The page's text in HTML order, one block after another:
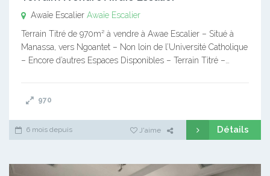
Awaïe Escalier Awaïe Escalier
Terrain Titré de 970m² à vendre à Awae Escalier – Situé à
Manassa, vers Ngoantet – Non loin de l’Université Catholique
– Encore d’autres Espaces Disponibles – Terrain Titré –…
970
6 mois depuis J'aime Détails